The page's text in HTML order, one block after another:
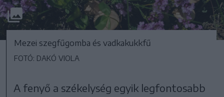
Mezei szegfűgomba és vadkakukkfű
FOTÓ: DAKÓ VIOLA
A fenyő a székelység egyik legfontosabb